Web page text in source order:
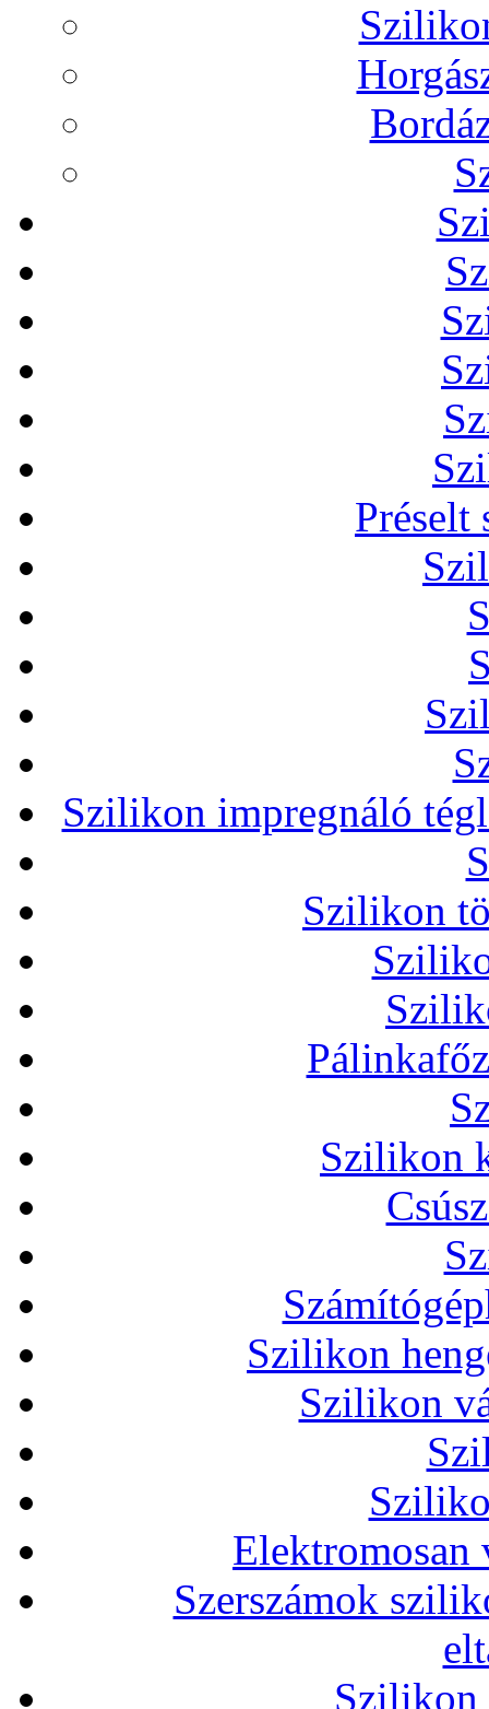
Préselt
Szilikon impregnáló
Szilikon
Szilikon
Szilikon
Szilikon
Elektromosan
Szerszámok
Szilikon